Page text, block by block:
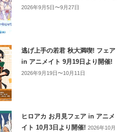
2026年9月5日〜9月27日
逃げ上手の若君 秋大満喫! フェア
in アニメイト 9月19日より開催!
2026年9月19日〜10月11日
ヒロアカ お月見フェア in アニメ
イト 10月3日より開催!2026年10月